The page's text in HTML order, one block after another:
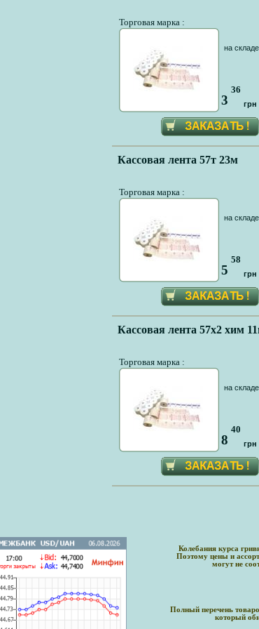
Торговая марка :
3
36
грн
на складе
Кассовая лента 57т 23м
Торговая марка :
5
58
грн
на складе
Кассовая лента 57х2 хим
Торговая марка :
8
40
грн
на складе
Колебания курса
Поэтому цены и
могут не
Полный перечень
который